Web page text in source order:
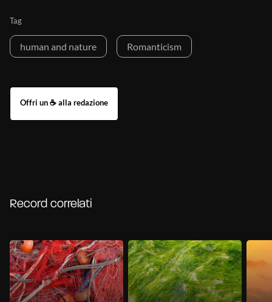
Tag
human and nature Romanticism
Record correlati